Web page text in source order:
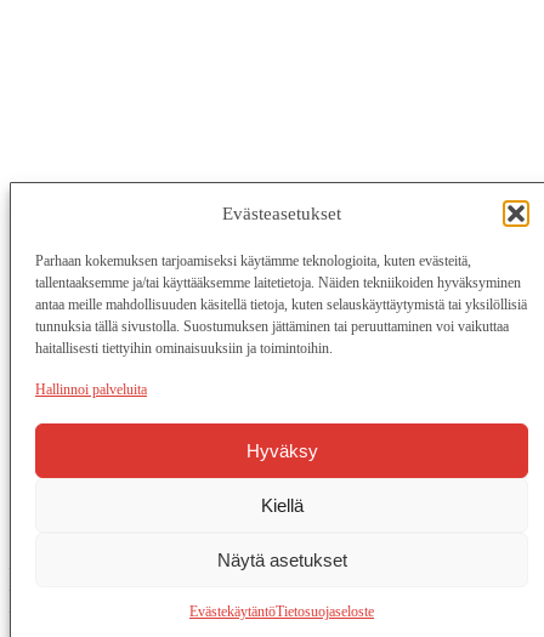
Evästeasetukset
Parhaan kokemuksen tarjoamiseksi käytämme teknologioita, kuten evästeitä,
tallentaaksemme ja/tai käyttääksemme laitetietoja. Näiden tekniikoiden hyväksyminen
antaa meille mahdollisuuden käsitellä tietoja, kuten selauskäyttäytymistä tai yksilöllisiä
tunnuksia tällä sivustolla. Suostumuksen jättäminen tai peruuttaminen voi vaikuttaa
haitallisesti tiettyihin ominaisuuksiin ja toimintoihin.
Hallinnoi palveluita
Hyväksy
Kiellä
Näytä asetukset
EvästekäytäntöTietosuojaseloste
Linkit avautuvat uuteen välilehteen